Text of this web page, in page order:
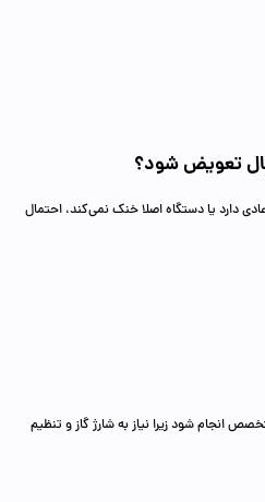
تعویض شود؟
دارد یا دستگاه اصلا خنک نمی‌کند، احتمال
انجام شود زیرا نیاز به شارژ گاز و تنظیم